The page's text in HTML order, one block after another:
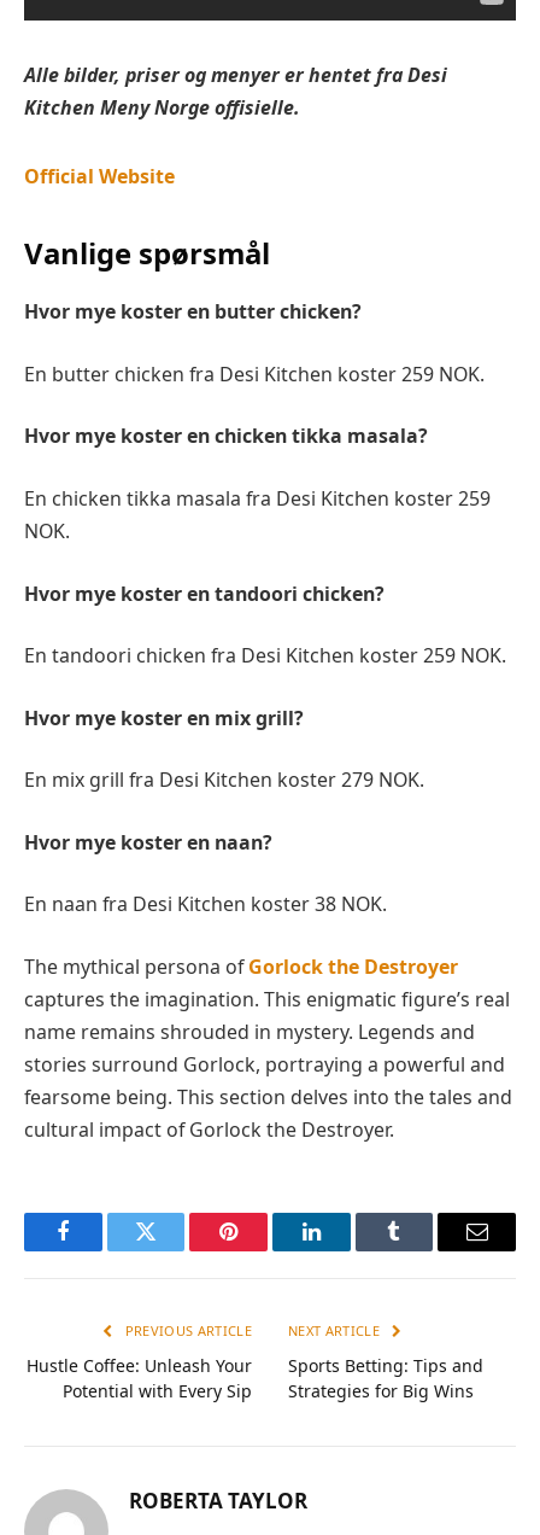
Alle bilder, priser og menyer er hentet fraDesi
Kitchen Meny Norge offisielle.
Official Website
Vanlige spørsmål
Hvor mye koster en butter chicken?
En butter chicken fra Desi Kitchen koster 259 NOK.
Hvor mye koster en chicken tikka masala?
En chicken tikka masala fra Desi Kitchen koster 259
NOK.
Hvor mye koster en tandoori chicken?
En tandoori chicken fra Desi Kitchen koster 259 NOK.
Hvor mye koster en mix grill?
En mix grill fra Desi Kitchen koster 279 NOK.
Hvor mye koster en naan?
En naan fra Desi Kitchen koster 38 NOK.
The mythical persona ofGorlock the Destroyer
captures the imagination. This enigmatic figure’s real
name remains shrouded in mystery. Legends and
stories surround Gorlock, portraying a powerful and
fearsome being. This section delves into the tales and
cultural impact of Gorlock the Destroyer.
FacebookTwitter Pinterest LinkedInTumblr Email
PREVIOUS ARTICLE
Hustle Coffee: Unleash Your
Potential with Every Sip
NEXT ARTICLE
Sports Betting: Tips and
Strategies for Big Wins
ROBERTA TAYLOR